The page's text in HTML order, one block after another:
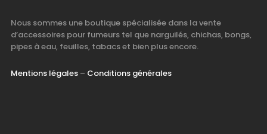
Nous sommes une boutique spécialisée dans la vente
d’accessoires pour fumeurs tel que narguilés, chichas, bongs,
pipes à eau, feuilles, tabacs et bien plus encore.
Mentions légales– Conditions générales